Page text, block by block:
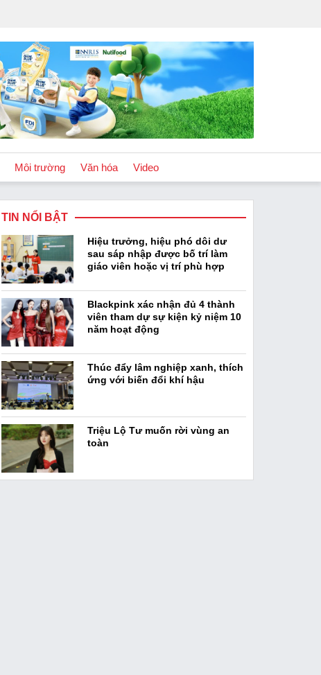
Môi trường Văn hóa
Podcast
Video
TIN NỔI BẬT
Hiệu trưởng, hiệu phó dôi dư
sau sáp nhập được bố trí làm
giáo viên hoặc vị trí phù hợp
Blackpink xác nhận đủ 4 thành
viên tham dự sự kiện kỷ niệm 10
năm hoạt động
Thúc đẩy lâm nghiệp xanh, thích
ứng với biến đổi khí hậu
Triệu Lộ Tư muốn rời vùng an
toàn